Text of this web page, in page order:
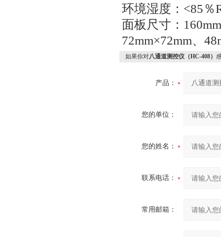
环境湿度：<85％
面板尺寸：
72mm×72mm、
如果你对八通道测控仪（HC-408）
产品：
您的单位：
您的姓名：
联系电话：
常用邮箱：